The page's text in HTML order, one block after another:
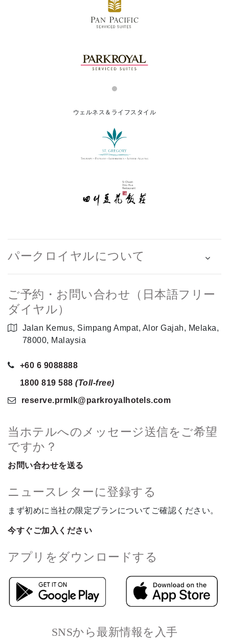
ウェルネス＆ライフスタイル
パークロイヤルについて
ご予約・お問い合わせ（日本語フリー
ダイヤル）
Jalan Kemus, Simpang Ampat, Alor Gajah, Melaka,
78000, Malaysia
+60 6 9088888
1800 819 588 (Toll-free)
reserve.prmlk@parkroyalhotels.com
当ホテルへのメッセージ送信をご希望
ですか？
お問い合わせを送る
ニュースレターに登録する
まず初めに当社の限定プランについてご確認ください。
今すぐご加入ください
アプリをダウンロードする
SNSから最新情報を入手